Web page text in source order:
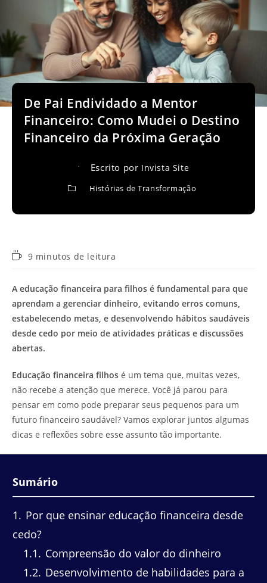
De Pai Endividado a Mentor
Financeiro: Como Mudei o Destino
Financeiro da Próxima Geração
Escrito por Invista Site
Histórias de Transformação
Tempo9 minutos de leitura
A educação financeira para filhos é fundamental para que
aprendam a gerenciar dinheiro, evitando erros comuns,
estabelecendo metas, e desenvolvendo hábitos saudáveis
desde cedo por meio de atividades práticas e discussões
abertas.
Educação financeira filhos é um tema que, muitas vezes,
não recebe a atenção que merece. Você já parou para
pensar em como pode preparar seus pequenos para um
futuro financeiro saudável? Vamos explorar juntos algumas
dicas e reflexões sobre esse assunto tão importante.
Sumário
1
Por que ensinar educação financeira desde
cedo?
1.1
Compreensão do valor do dinheiro
1.2 Desenvolvimento de habilidades para a